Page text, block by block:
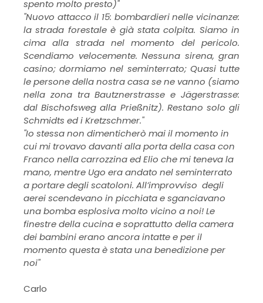
spento molto presto)"
"Nuovo attacco il 15: bombardieri nelle vicinanze:
la strada forestale è già stata colpita. Siamo in
cima alla strada nel momento del pericolo.
Scendiamo velocemente. Nessuna sirena, gran
casino; dormiamo nel seminterrato; Quasi tutte
le persone della nostra casa se ne vanno (siamo
nella zona tra Bautznerstrasse e Jägerstrasse:
dal Bischofsweg alla Prießnitz). Restano solo gli
Schmidts ed i Kretzschmer."
"Io stessa non dimenticherò mai il momento in
cui mi trovavo davanti alla porta della casa con
Franco nella carrozzina ed Elio che mi teneva la
mano, mentre Ugo era andato nel seminterrato
a portare degli scatoloni. All’improvviso degli
aerei scendevano in picchiata e sganciavano
una bomba esplosiva molto vicino a noi! Le
finestre della cucina e soprattutto della camera
dei bambini erano ancora intatte e per il
momento questa è stata una benedizione per
noi"
Carlo